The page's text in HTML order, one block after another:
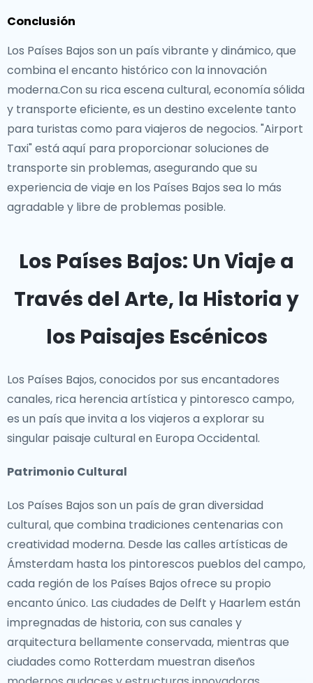
Conclusión
Los Países Bajos son un país vibrante y dinámico, que
combina el encanto histórico con la innovación
moderna.Con su rica escena cultural, economía sólida
y transporte eficiente, es un destino excelente tanto
para turistas como para viajeros de negocios. "Airport
Taxi" está aquí para proporcionar soluciones de
transporte sin problemas, asegurando que su
experiencia de viaje en los Países Bajos sea lo más
agradable y libre de problemas posible.
Los Países Bajos: Un Viaje a
Través del Arte, la Historia y
los Paisajes Escénicos
Los Países Bajos, conocidos por sus encantadores
canales, rica herencia artística y pintoresco campo,
es un país que invita a los viajeros a explorar su
singular paisaje cultural en Europa Occidental.
Patrimonio Cultural
Los Países Bajos son un país de gran diversidad
cultural, que combina tradiciones centenarias con
creatividad moderna. Desde las calles artísticas de
Ámsterdam hasta los pintorescos pueblos del campo,
cada región de los Países Bajos ofrece su propio
encanto único. Las ciudades de Delft y Haarlem están
impregnadas de historia, con sus canales y
arquitectura bellamente conservada, mientras que
ciudades como Rotterdam muestran diseños